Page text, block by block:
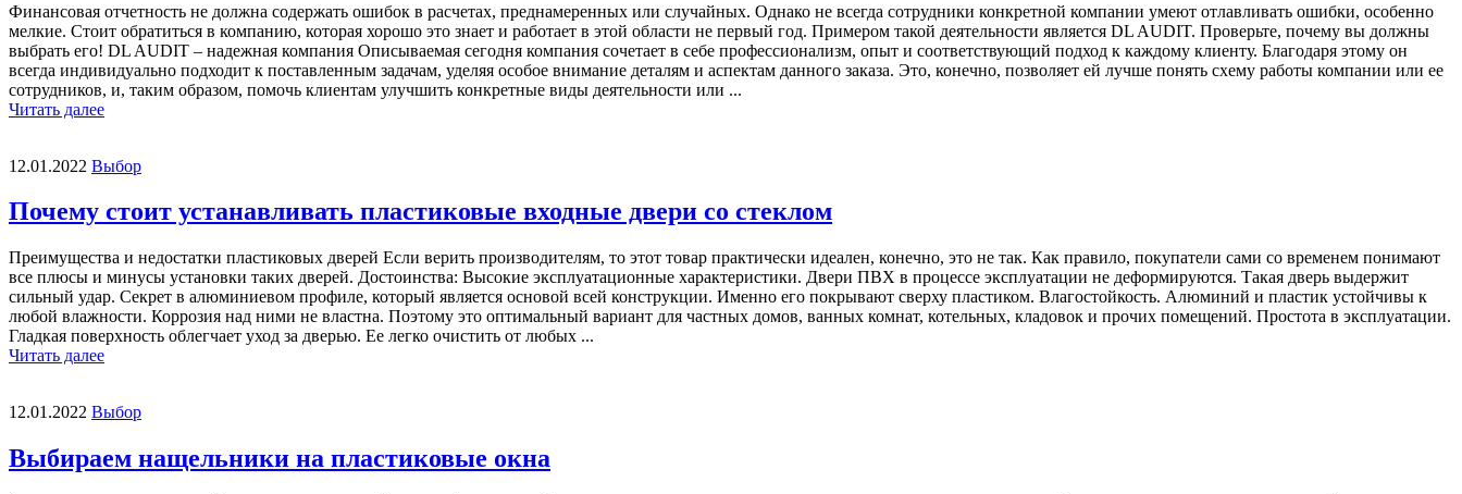
Финансовая отчетность не должна содержать ошибок в расчетах, преднамеренных или случайных. Однако не всегда сотрудники конкретной компании умеют отлавливать ошибки, особенно
мелкие. Стоит обратиться в компанию, которая хорошо это знает и работает в этой области не первый год. Примером такой деятельности является DL AUDIT. Проверьте, почему вы должны
выбрать его! DL AUDIT – надежная компания Описываемая сегодня компания сочетает в себе профессионализм, опыт и соответствующий подход к каждому клиенту. Благодаря этому он
всегда индивидуально подходит к поставленным задачам, уделяя особое внимание деталям и аспектам данного заказа. Это, конечно, позволяет ей лучше понять схему работы компании или ее
сотрудников, и, таким образом, помочь клиентам улучшить конкретные виды деятельности или ...
Читать далее
12.01.2022 Выбор
Почему стоит устанавливать пластиковые входные двери со стеклом
Преимущества и недостатки пластиковых дверей Если верить производителям, то этот товар практически идеален, конечно, это не так. Как правило, покупатели сами со временем понимают
все плюсы и минусы установки таких дверей. Достоинства: Высокие эксплуатационные характеристики. Двери ПВХ в процессе эксплуатации не деформируются. Такая дверь выдержит
сильный удар. Секрет в алюминиевом профиле, который является основой всей конструкции. Именно его покрывают сверху пластиком. Влагостойкость. Алюминий и пластик устойчивы к
любой влажности. Коррозия над ними не властна. Поэтому это оптимальный вариант для частных домов, ванных комнат, котельных, кладовок и прочих помещений. Простота в эксплуатации.
Гладкая поверхность облегчает уход за дверью. Ее легко очистить от любых ...
Читать далее
12.01.2022 Выбор
Выбираем нащельники на пластиковые окна